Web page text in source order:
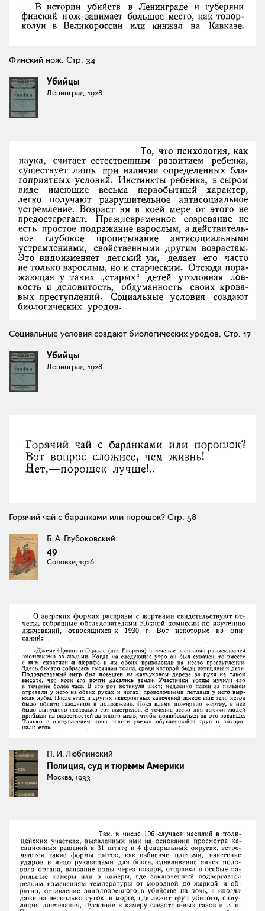
Финский нож. Стр. 34
Убийцы
Ленинград, 1928
Социальные условия создают биологических уродов. Стр. 17
Убийцы
Ленинград, 1928
Горячий чай с баранками или порошок? Стр. 58
Б. А. Глубоковский
49
Соловки, 1926
П. И. Люблинский
Полиция, суд и тюрьмы Америки
Москва, 1933